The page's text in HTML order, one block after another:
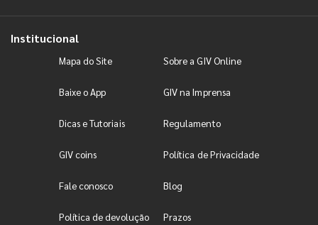
Institucional
Mapa do Site Sobre a GIV Online
Baixe o App GIV na Imprensa
Dicas e Tutoriais Regulamento
GIV coins Política de Privacidade
Fale conosco Blog
Política de devolução Prazos